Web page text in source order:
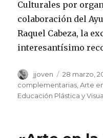
Culturales por
colaboración del
Raquel Cabeza, la
interesantísimo
Autor
jjoven
Publicado
el
28 marzo,
complementarias ,Arte
Educación Plástica y